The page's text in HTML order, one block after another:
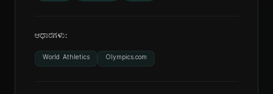
ಆಧಾರಗಳು:
World Athletics Olympics.com